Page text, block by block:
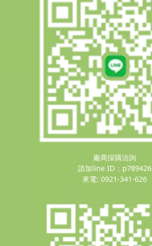
廠商採購洽詢
請加line ID：p789426
來電: 0921-341-626